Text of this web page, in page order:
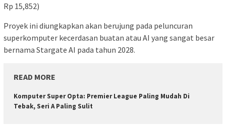
Rp 15,852)
Proyek ini diungkapkan akan berujung pada peluncuran
superkomputer kecerdasan buatan atau AI yang sangat besar
bernama Stargate AI pada tahun 2028.
READ MORE
Komputer Super Opta: Premier League Paling Mudah Di
Tebak, Seri A Paling Sulit